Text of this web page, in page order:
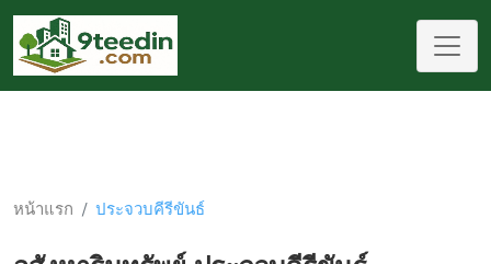
หน้าแรก ประจวบคีรีขันธ์